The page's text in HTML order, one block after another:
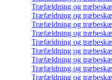
Træfældning og
Træfældning og
Træfældning og
Træfældning og
Træfældning og
Træfældning og
Træfældning og
Træfældning og
Træfældning og